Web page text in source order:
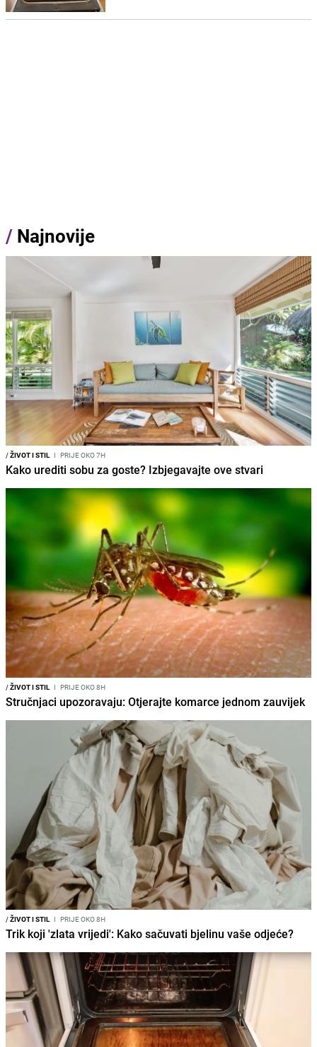
/ Najnovije
/ŽIVOT I STIL I PRIJE OKO 7H
Kako urediti sobu za goste? Izbjegavajte ove stvari
/ŽIVOT I STIL I PRIJE OKO 8H
Stručnjaci upozoravaju: Otjerajte komarce jednom zauvijek
/ŽIVOT I STIL I PRIJE OKO 8H
Trik koji 'zlata vrijedi': Kako sačuvati bjelinu vaše odjeće?